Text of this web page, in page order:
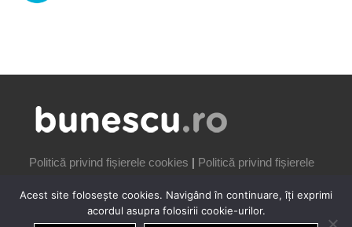
Politică privind fișierele cookies | Politică privind fișierele
Acest site folosește cookies. Navigând în continuare, îți exprimi
acordul asupra folosirii cookie-urilor.